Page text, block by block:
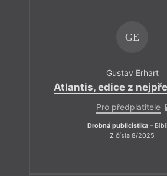
GE
Gustav Erhart
Atlantis, edice z
Pro předplatitele
Drobná publicistika–
Z čísla 8/2025